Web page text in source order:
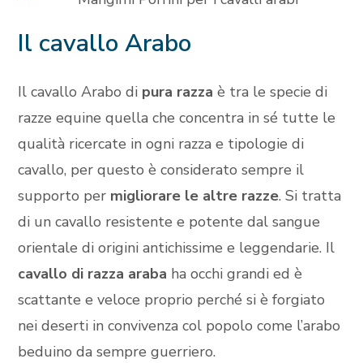
Il cavallo Arabo
Il cavallo Arabo di pura razza è tra le specie di
razze equine quella che concentra in sé tutte le
qualità ricercate in ogni razza e tipologie di
cavallo, per questo è considerato sempre il
supporto per migliorare le altre razze. Si tratta
di un cavallo resistente e potente dal sangue
orientale di origini antichissime e leggendarie. Il
cavallo di razza araba ha occhi grandi ed è
scattante e veloce proprio perché si è forgiato
nei deserti in convivenza col popolo come l’arabo
beduino da sempre guerriero.